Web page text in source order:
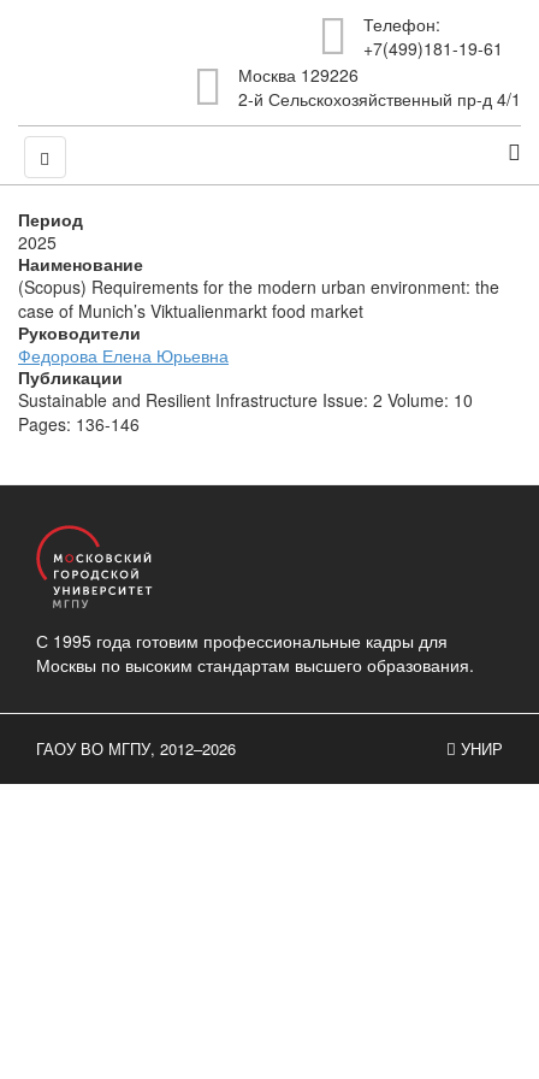
Телефон:
+7(499)181-19-61
Москва 129226
2-й Сельскохозяйственный пр-д 4/1
Период
2025
Наименование
(Scopus) Requirements for the modern urban environment: the
case of Munich’s Viktualienmarkt food market
Руководители
Федорова Елена Юрьевна
Публикации
Sustainable and Resilient Infrastructure Issue: 2 Volume: 10
Pages: 136-146
С 1995 года готовим профессиональные кадры для
Москвы по высоким стандартам высшего образования.
ГАОУ ВО МГПУ, 2012–2026 УНИР